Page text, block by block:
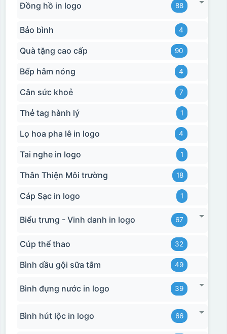
Hộp xi biểu trưng
Đồng hồ in logo 88
Bảo bình 4
Quà tặng cao cấp 90
Bếp hâm nóng 4
Cân sức khoẻ 7
Thẻ tag hành lý 1
Lọ hoa pha lê in logo 4
Tai nghe in logo 1
Thân Thiện Môi trường 18
Cáp Sạc in logo 1
Biểu trưng - Vinh danh in logo 67
Cúp thể thao 32
Bình dầu gội sữa tắm 49
Bình đựng nước in logo 39
Bình hút lộc in logo 66